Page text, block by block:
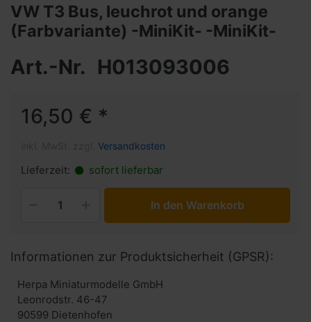
VW T3 Bus, leuchrot und orange
(Farbvariante) -MiniKit- -MiniKit-
Art.-Nr. H013093006
16,50 € *
Versandkosten
Lieferzeit: sofort lieferbar
In den Warenkorb
Informationen zur Produktsicherheit (GPSR):
Herpa Miniaturmodelle GmbH
Leonrodstr. 46-47
90599 Dietenhofen